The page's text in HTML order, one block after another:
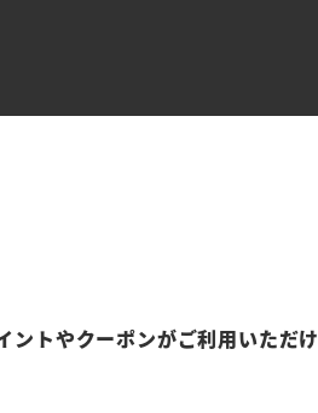
トやクーポンがご利用いただ